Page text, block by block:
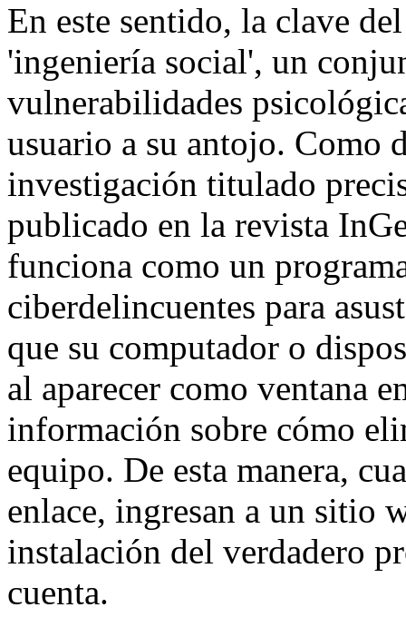
En este sentido, la clave
'ingeniería social', un
vulnerabilidades
usuario a su antojo. Como
investigación titulado
publicado en la revista
funciona como un
ciberdelincuentes para
que su computador o
al aparecer como ventana
información sobre cómo
equipo. De esta manera,
enlace, ingresan a un sitio
instalación del verdadero
cuenta.